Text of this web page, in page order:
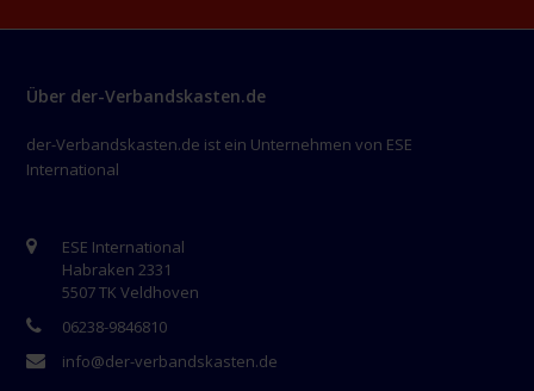
Über der-Verbandskasten.de
der-Verbandskasten.de ist ein Unternehmen von ESE
International
ESE International
Habraken 2331
5507 TK Veldhoven
06238-9846810
info@der-verbandskasten.de